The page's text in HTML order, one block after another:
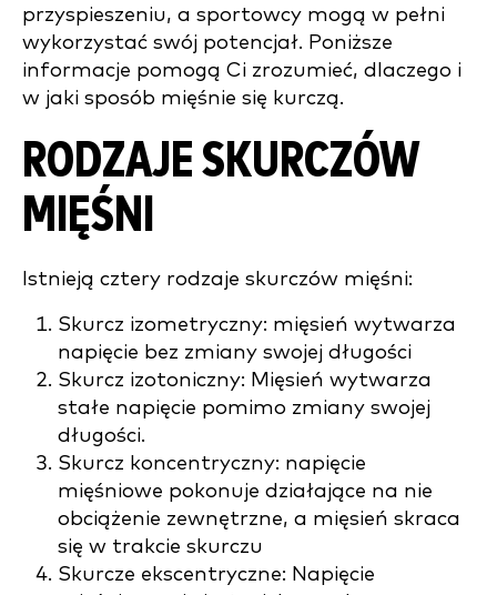
przyspieszeniu, a sportowcy mogą w pełni
wykorzystać swój potencjał. Poniższe
informacje pomogą Ci zrozumieć, dlaczego i
w jaki sposób mięśnie się kurczą.
RODZAJE SKURCZÓW
MIĘŚNI
Istnieją cztery rodzaje skurczów mięśni:
Skurcz izometryczny: mięsień wytwarza
napięcie bez zmiany swojej długości
Skurcz izotoniczny: Mięsień wytwarza
stałe napięcie pomimo zmiany swojej
długości.
Skurcz koncentryczny: napięcie
mięśniowe pokonuje działające na nie
obciążenie zewnętrzne, a mięsień skraca
się w trakcie skurczu
Skurcze ekscentryczne: Napięcie